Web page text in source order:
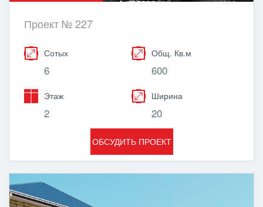
Проект № 227
Сотых
6
Общ. Кв.м
600
Этаж
2
Ширина
20
ОБСУДИТЬ ПРОЕКТ